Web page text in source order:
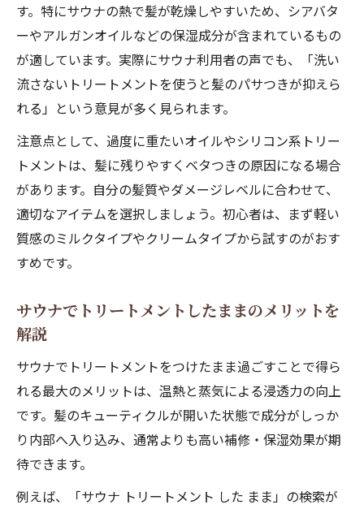
す。特にサウナの熱で髪が乾燥しやすいため、シアバタ
ーやアルガンオイルなどの保湿成分が含まれているもの
が適しています。実際にサウナ利用者の声でも、「洗い
流さないトリートメントを使うと髪のパサつきが抑えら
れる」という意見が多く見られます。
注意点として、過度に重たいオイルやシリコン系トリー
トメントは、髪に残りやすくベタつきの原因になる場合
があります。自分の髪質やダメージレベルに合わせて、
適切なアイテムを選択しましょう。初心者は、まず軽い
質感のミルクタイプやクリームタイプから試すのがおす
すめです。
サウナでトリートメントしたままのメリットを
解説
サウナでトリートメントをつけたまま過ごすことで得ら
れる最大のメリットは、温熱と蒸気による浸透力の向上
です。髪のキューティクルが開いた状態で成分がしっか
り内部へ入り込み、通常よりも高い補修・保湿効果が期
待できます。
例えば、「サウナ トリートメント した まま」の検索が